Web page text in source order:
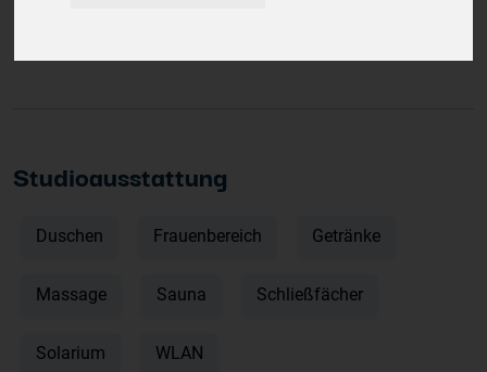
Studioausstattung
Duschen Frauenbereich Getränke
Massage Sauna Schließfächer
Solarium WLAN